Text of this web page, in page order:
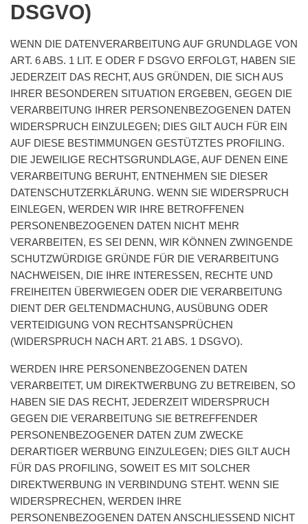
DSGVO)
WENN DIE DATENVERARBEITUNG AUF GRUNDLAGE VON
ART. 6 ABS. 1 LIT. E ODER F DSGVO ERFOLGT, HABEN SIE
JEDERZEIT DAS RECHT, AUS GRÜNDEN, DIE SICH AUS
IHRER BESONDEREN SITUATION ERGEBEN, GEGEN DIE
VERARBEITUNG IHRER PERSONENBEZOGENEN DATEN
WIDERSPRUCH EINZULEGEN; DIES GILT AUCH FÜR EIN
AUF DIESE BESTIMMUNGEN GESTÜTZTES PROFILING.
DIE JEWEILIGE RECHTSGRUNDLAGE, AUF DENEN EINE
VERARBEITUNG BERUHT, ENTNEHMEN SIE DIESER
DATENSCHUTZERKLÄRUNG. WENN SIE WIDERSPRUCH
EINLEGEN, WERDEN WIR IHRE BETROFFENEN
PERSONENBEZOGENEN DATEN NICHT MEHR
VERARBEITEN, ES SEI DENN, WIR KÖNNEN ZWINGENDE
SCHUTZWÜRDIGE GRÜNDE FÜR DIE VERARBEITUNG
NACHWEISEN, DIE IHRE INTERESSEN, RECHTE UND
FREIHEITEN ÜBERWIEGEN ODER DIE VERARBEITUNG
DIENT DER GELTENDMACHUNG, AUSÜBUNG ODER
VERTEIDIGUNG VON RECHTSANSPRÜCHEN
(WIDERSPRUCH NACH ART. 21 ABS. 1 DSGVO).
WERDEN IHRE PERSONENBEZOGENEN DATEN
VERARBEITET, UM DIREKTWERBUNG ZU BETREIBEN, SO
HABEN SIE DAS RECHT, JEDERZEIT WIDERSPRUCH
GEGEN DIE VERARBEITUNG SIE BETREFFENDER
PERSONENBEZOGENER DATEN ZUM ZWECKE
DERARTIGER WERBUNG EINZULEGEN; DIES GILT AUCH
FÜR DAS PROFILING, SOWEIT ES MIT SOLCHER
DIREKTWERBUNG IN VERBINDUNG STEHT. WENN SIE
WIDERSPRECHEN, WERDEN IHRE
PERSONENBEZOGENEN DATEN ANSCHLIESSEND NICHT